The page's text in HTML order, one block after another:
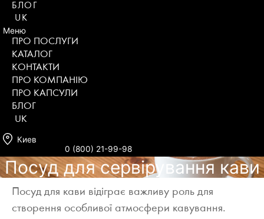
БЛОГ
UK
Меню
ПРО ПОСЛУГИ
КАТАЛОГ
KОНТАКТИ
ПРО КОМПАНІЮ
ПРО КАПСУЛИ
БЛОГ
UK
Киев
0 (800) 21-99-98
Посуд для сервірування кави
Посуд для кави відіграє важливу роль для
створення особливої ​​атмосфери кавування.